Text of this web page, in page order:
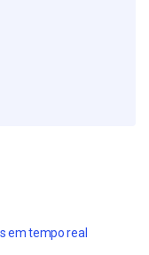
em tempo real